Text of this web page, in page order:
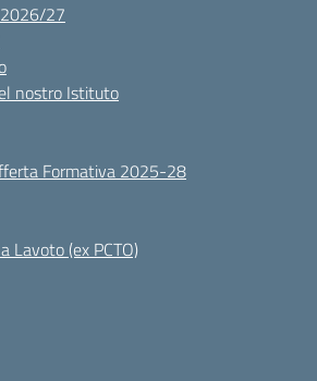
27
nostro Istituto
Formativa 2025-28
Lavoto (ex PCTO)